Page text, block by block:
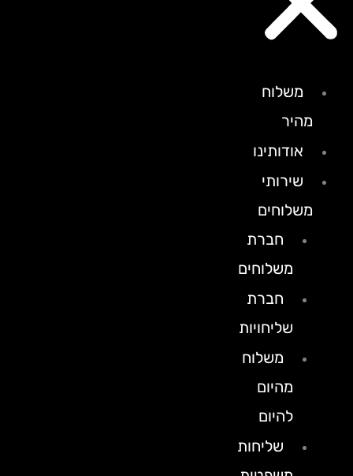
משלוח
מהיר
אודותינו
שירותי
משלוחים
חברת
משלוחים
חברת
שליחויות
משלוח
מהיום
להיום
שליחות